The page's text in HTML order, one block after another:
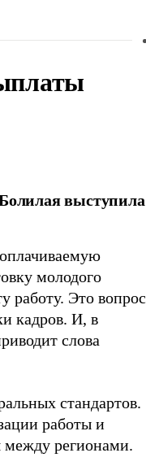
выступила
молодого
работу. Это вопрос
кадров. И, в
слова
стандартов.
работы и
между регионами.